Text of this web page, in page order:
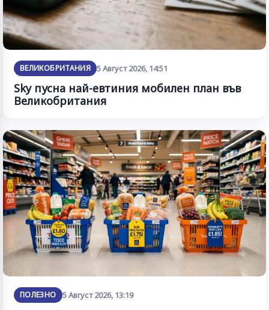
ВЕЛИКОБРИТАНИЯ 5 Август 2026, 14:51
Sky пусна най-евтиния мобилен план във
Великобритания
ПОЛЕЗНО 5 Август 2026, 13:19